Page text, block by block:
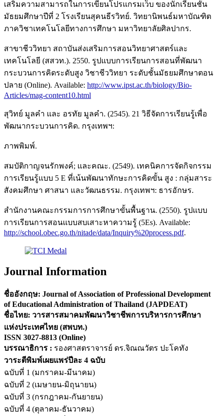
เสริมความสามารถในการเขียนโปรแกรมเว็บ ของนักเรียนชั้น
มัธยมศึกษาปีที่ 2 โรงเรียนสุคนธีรวิทย์. วิทยานิพนธ์มหาบัณฑิต
ภาควิชาเทคโนโลยีทางการศึกษา มหาวิทยาลัยศิลปากร.
สาขาชีววิทยา สถาบันส่งเสริมการสอนวิทยาศาสตร์และ
เทคโนโลยี (สสวท.). 2550. รูปแบบการเรียนการสอนที่พัฒนา
กระบวนการคิดระดับสูง วิชาชีววิทยา ระดับชั้นมัธยมศึกษาตอน
ปลาย (Online). Available: http://www.ipst.ac.th/biology/Bio-
Articles/mag-content10.html
สุวิทย์ มูลคำ และ อรทัย มูลคำ. (2545). 21 วิธีจัดการเรียนรู้เพื่อ
พัฒนากระบวนการคิด. กรุงเทพฯ:
ภาพพิมพ์.
สมบัติกาญจนรักพงค์; และคณะ. (2549). เทคนิคการจัดกิจกรรม
การเรียนรู้แบบ 5 E ที่เน้นพัฒนาทักษะการคิดขั้น สูง : กลุ่มสาระ
สังคมศึกษา ศาสนา และวัฒนธรรม. กรุงเทพฯ: ธารอักษร.
สำนักงานคณะกรรมการการศึกษาขั้นพื้นฐาน. (2550). รูปแบบ
การเรียนการสอนแบบสบเสาะหาความรู้ (5Es). Available:
http://school.obec.go.th/nitade/data/Inquiry%20process.pdf.
Journal Information
ชื่ออังกฤษ: Journal of Association of Professional Development
of Educational Administration of Thailand (JAPDEAT)
ชื่อไทย: วารสารสมาคมพัฒนาวิชาชีพการบริหารการศึกษา
แห่งประเทศไทย (สพบท.)
ISSN 3027-8813 (Online)
บรรณาธิการ : รองศาสตราจารย์ ดร.จิณณวัตร ปะโคทัง
วาระตีพิมพ์เผยแพร่ปีละ 4 ฉบับ
ฉบับที่ 1 (มกราคม-มีนาคม)
ฉบับที่ 2 (เมษายน-มิถุนายน)
ฉบับที่ 3 (กรกฎาคม-กันยายน)
ฉบับที่ 4 (ตุลาคม-ธันวาคม)